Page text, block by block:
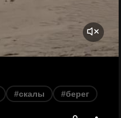
#скалы #берег